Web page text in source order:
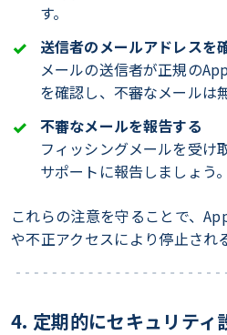
す。
送信者のメールアドレスを
メールの送信者が正規の
を確認し、不審なメールは
不審なメールを報告する
フィッシングメールを受け
サポートに報告しましょう。
これらの注意を守ることで、
や不正アクセスにより停止され
4. 定期的にセキュリティ